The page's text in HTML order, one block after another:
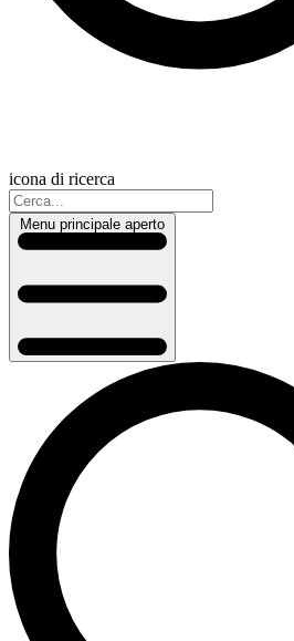
icona di ricerca
Menu principale aperto